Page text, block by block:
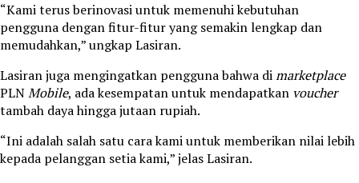
“Kami terus berinovasi untuk memenuhi kebutuhan
pengguna dengan fitur-fitur yang semakin lengkap dan
memudahkan,” ungkap Lasiran.
Lasiran juga mengingatkan pengguna bahwa dimarketplace
PLNMobile, ada kesempatan untuk mendapatkan voucher
tambah daya hingga jutaan rupiah.
“Ini adalah salah satu cara kami untuk memberikan nilai lebih
kepada pelanggan setia kami,” jelas Lasiran.